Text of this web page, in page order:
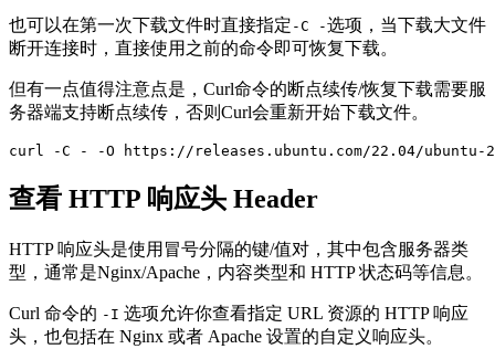
也可以在第一次下载文件时直接指定 -C -选项，当下载大文件
断开连接时，直接使用之前的命令即可恢复下载。
但有一点值得注意点是，Curl命令的断点续传/恢复下载需要服
务器端支持断点续传，否则Curl会重新开始下载文件。
curl -C - -O https://releases.ubuntu.com/22.04/ubuntu-
查看 HTTP 响应头 Header
HTTP 响应头是使用冒号分隔的键/值对，其中包含服务器类
型，通常是Nginx/Apache，内容类型和 HTTP 状态码等信息。
Curl 命令的 -I 选项允许你查看指定 URL 资源的 HTTP 响应
头，也包括在 Nginx 或者 Apache 设置的自定义响应头。